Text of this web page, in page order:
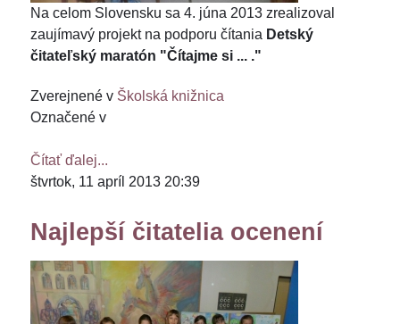
Na celom Slovensku sa 4. júna 2013 zrealizoval
zaujímavý projekt na podporu čítania Detský
čitateľský maratón "Čítajme si ... ."
Zverejnené v Školská knižnica
Označené v
Čítať ďalej...
štvrtok, 11 apríl 2013 20:39
Najlepší čitatelia ocenení